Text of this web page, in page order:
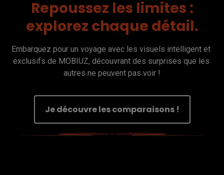
Repoussez les limites :
explorez chaque détail.
Embarquez pour un voyage avec les visuels intelligent et
exclusifs de MOBIUZ, découvrant des surprises que les
autres ne peuvent pas voir !
Je découvre les comparaisons !